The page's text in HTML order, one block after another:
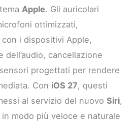
Apple. Gli auricolari
ottimizzati,
i dispositivi Apple,
cancellazione
progettati per rendere
Con iOS 27, questi
al servizio del nuovoSiri,
modo più veloce e naturale